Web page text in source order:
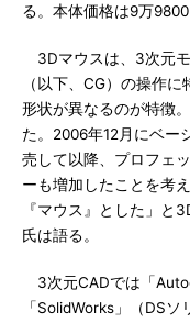
る。本体価格は9万9800
3Dマウスは、3次元
（以下、CG）の操作
形状が異なるのが特徴
た。2006年12月にベー
売して以降、プロフェ
ーも増加したことを考
『マウス』とした」
氏は語る。
3次元CADでは「
「SolidWorks」（DS